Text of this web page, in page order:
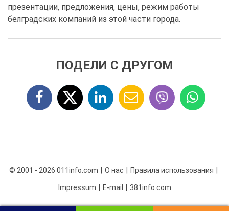
презентации, предложения, цены, режим работы
белградских компаний из этой части города.
ПОДЕЛИ С ДРУГОМ
© 2001 - 2026 011info.com О нас Правила использования
Impressum E-mail 381info.com